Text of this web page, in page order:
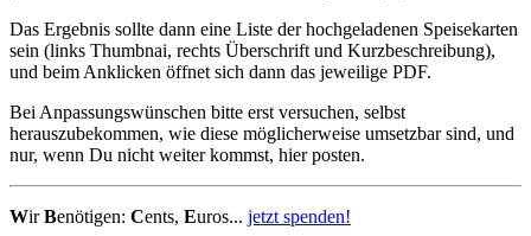
Das Ergebnis sollte dann eine Liste der hochgeladenen Speisekarten
sein (links Thumbnai, rechts Überschrift und Kurzbeschreibung),
und beim Anklicken öffnet sich dann das jeweilige PDF.
Bei Anpassungswünschen bitte erst versuchen, selbst
herauszubekommen, wie diese möglicherweise umsetzbar sind, und
nur, wenn Du nicht weiter kommst, hier posten.
WirBenötigen: Cents, Euros... jetzt spenden!